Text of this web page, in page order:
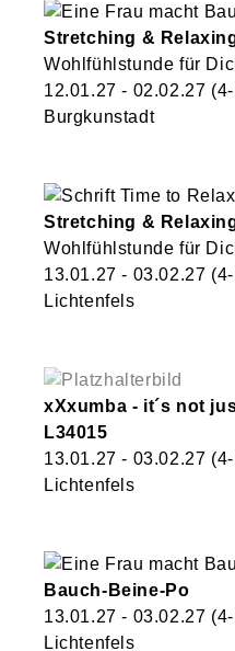
Stretching &
Wohlfühlstunde für
12.01.27 - 02.02.27
Burgkunstadt
Stretching &
Wohlfühlstunde für
13.01.27 - 03.02.27
Lichtenfels
xXxumba - it´s not
L34015
13.01.27 - 03.02.27
Lichtenfels
Bauch-Beine-Po
13.01.27 - 03.02.27
Lichtenfels